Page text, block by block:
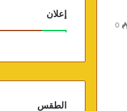
0
إعلان
الطقس